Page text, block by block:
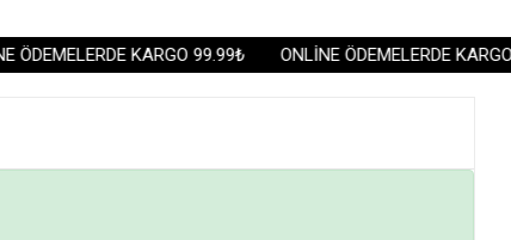
ÖDEMELERDE KARGO 99.99₺ ONLİNE ÖDEMELERDE